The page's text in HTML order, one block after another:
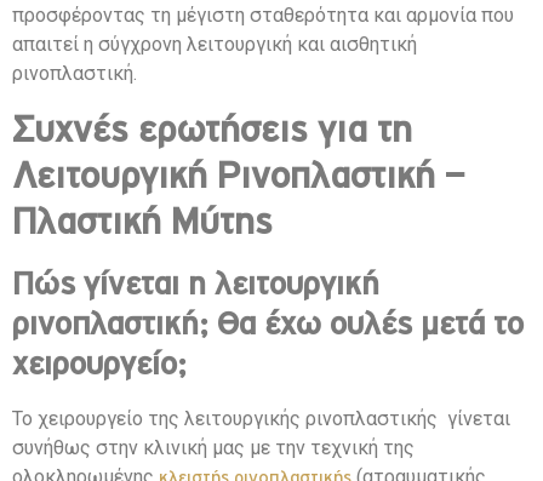
προσφέροντας τη μέγιστη σταθερότητα και αρμονία που
απαιτεί η σύγχρονη λειτουργική και αισθητική
ρινοπλαστική.
Συχνές ερωτήσεις για τη
Λειτουργική Ρινοπλαστική –
Πλαστική Μύτης
Πώς γίνεται η λειτουργική
ρινοπλαστική; Θα έχω ουλές μετά το
χειρουργείο;
Το χειρουργείο της λειτουργικής ρινοπλαστικής γίνεται
συνήθως στην κλινική μας με την τεχνική της